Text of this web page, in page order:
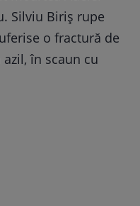
Silviu Biriș rupe
o fractură de
în scaun cu